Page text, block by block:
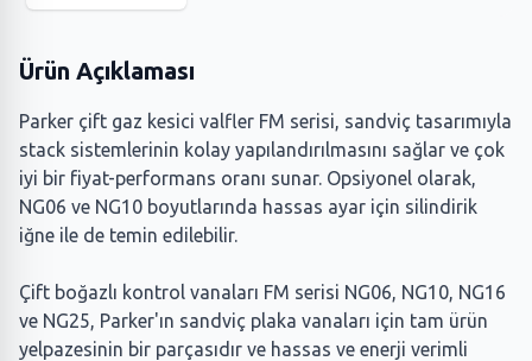
Ürün Açıklaması
Parker çift gaz kesici valfler FM serisi, sandviç tasarımıyla
stack sistemlerinin kolay yapılandırılmasını sağlar ve çok
iyi bir fiyat-performans oranı sunar. Opsiyonel olarak,
NG06 ve NG10 boyutlarında hassas ayar için silindirik
iğne ile de temin edilebilir.
Çift boğazlı kontrol vanaları FM serisi NG06, NG10, NG16
ve NG25, Parker'ın sandviç plaka vanaları için tam ürün
yelpazesinin bir parçasıdır ve hassas ve enerji verimli